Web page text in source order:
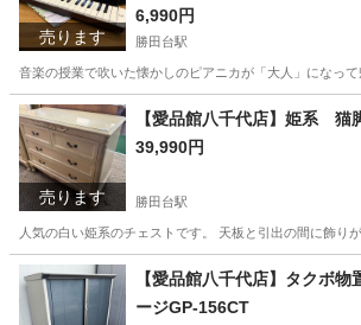
売ります
6,990円
勝田台駅
音楽の授業で吹いた懐かしのピアニカが「大人」になっ
千葉 八千代市 勝田台駅 鍵盤楽器、ピアノ
売ります
【愛品館八千代店】姫系
39,990円
勝田台駅
人気の白い姫系のチェストです。 天板と引出の間に飾
千葉 八千代市 勝田台駅 収納家具 商品
【愛品館八千代店】タクボ
ージGP-156CT